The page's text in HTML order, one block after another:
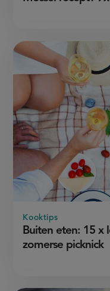
Buiten eten: 15 x
zomerse picknick
Kooktips